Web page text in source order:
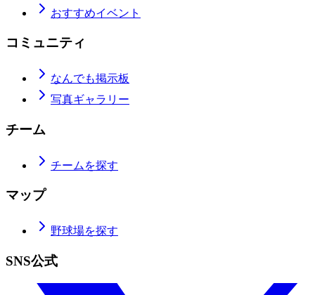
おすすめイベント
コミュニティ
なんでも掲示板
写真ギャラリー
チーム
チームを探す
マップ
野球場を探す
SNS公式